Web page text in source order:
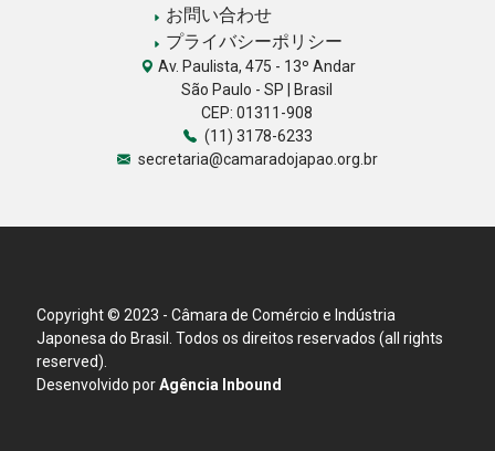
お問い合わせ
プライバシーポリシー
Av. Paulista, 475 - 13º Andar
São Paulo - SP | Brasil
CEP: 01311-908
(11) 3178-6233
secretaria@camaradojapao.org.br
Copyright © 2023 - Câmara de Comércio e Indústria
Japonesa do Brasil. Todos os direitos reservados (all rights
reserved).
Desenvolvido porAgência Inbound